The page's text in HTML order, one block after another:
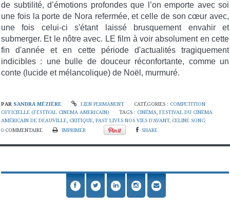
de subtilité, d’émotions profondes que l’on emporte avec soi
une fois la porte de Nora refermée, et celle de son cœur avec,
une fois celui-ci s'étant laissé brusquement envahir et
submerger. Et le nôtre avec. LE film à voir absolument en cette
fin d'année et en cette période d'actualités tragiquement
indicibles : une bulle de douceur réconfortante, comme un
conte (lucide et mélancolique) de Noël, murmuré.
PAR SANDRA MÉZIÈRE LIEN PERMANENT CATÉGORIES : COMPETITION
OFFICIELLE (FESTIVAL CINEMA AMERICAIN)
TAGS : CINÉMA,FESTIVAL DU CINÉMA
AMÉRICAIN DE DEAUVILLE, CRITIQUE, PAST LIVES NOS VIES D'AVANT, CELINE SONG
0 COMMENTAIRE IMPRIMER SHARE